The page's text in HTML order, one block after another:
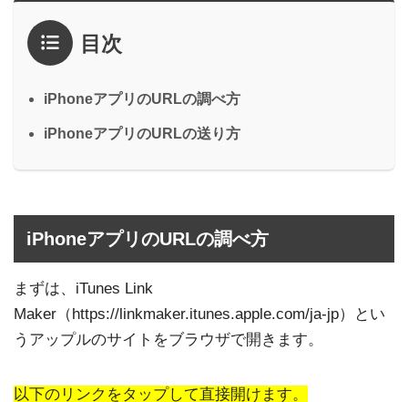
目次
iPhoneアプリのURLの調べ方
iPhoneアプリのURLの送り方
iPhoneアプリのURLの調べ方
まずは、iTunes Link
Maker（https://linkmaker.itunes.apple.com/ja-jp）とい
うアップルのサイトをブラウザで開きます。
以下のリンクをタップして直接開けます。